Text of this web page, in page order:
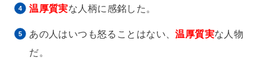
温厚質実な人柄に感銘した。
あの人はいつも怒ることはない、温厚質実な人物
だ。